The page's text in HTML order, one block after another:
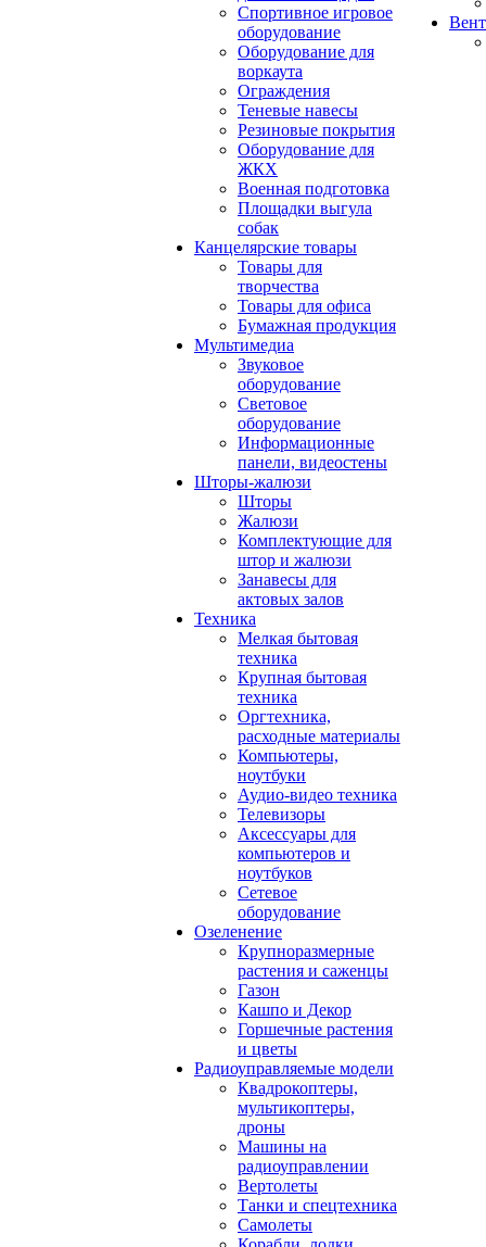
Спортивное игровое
оборудование
Оборудование для
воркаута
Ограждения
Теневые навесы
Резиновые покрытия
Оборудование для
ЖКХ
Военная подготовка
Площадки выгула
собак
Канцелярские товары
Товары для
творчества
Товары для офиса
Бумажная продукция
Мультимедиа
Звуковое
оборудование
Световое
оборудование
Информационные
панели, видеостены
Шторы-жалюзи
Шторы
Жалюзи
Комплектующие для
штор и жалюзи
Занавесы для
актовых залов
Техника
Мелкая бытовая
техника
Крупная бытовая
техника
Оргтехника,
расходные материалы
Компьютеры,
ноутбуки
Аудио-видео техника
Телевизоры
Аксессуары для
компьютеров и
ноутбуков
Сетевое
оборудование
Озеленение
Крупноразмерные
растения и саженцы
Газон
Кашпо и Декор
Горшечные растения
и цветы
Радиоуправляемые модели
Квадрокоптеры,
мультикоптеры,
дроны
Машины на
радиоуправлении
Вертолеты
Танки и спецтехника
Самолеты